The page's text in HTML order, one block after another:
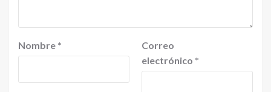
Nombre *
Correo
electrónico *